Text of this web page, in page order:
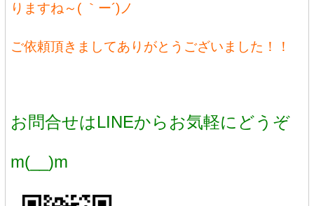
りますね～( ｀ー´)ノ
ご依頼頂きましてありがとうございました！！
お問合せはLINEからお気軽にどうぞ
m(__)m